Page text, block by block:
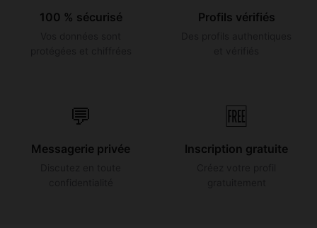
100 % sécurisé Profils vérifiés
💬
Messagerie privée
🆓
Inscription gratuite